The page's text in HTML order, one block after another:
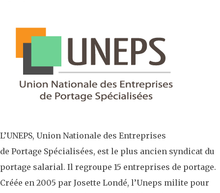
L’UNEPS, Union Nationale des Entreprises
de Portage Spécialisées, est le plus ancien syndicat du
portage salarial. Il regroupe 15 entreprises de portage.
Créée en 2005 par Josette Londé, l’Uneps milite pour